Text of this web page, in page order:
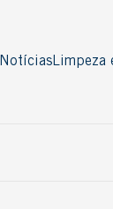
NotíciasLimpeza